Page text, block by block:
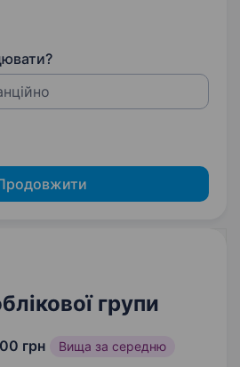
групи
грн Вища за середню